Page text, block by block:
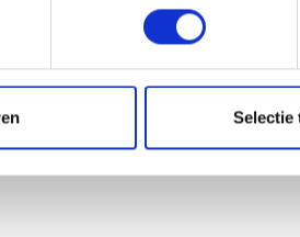
Selectie
COMPLEET PAKKET
AFMETING 6,10 X 9,00
MET STADSUITLOOP
dagen levertijd